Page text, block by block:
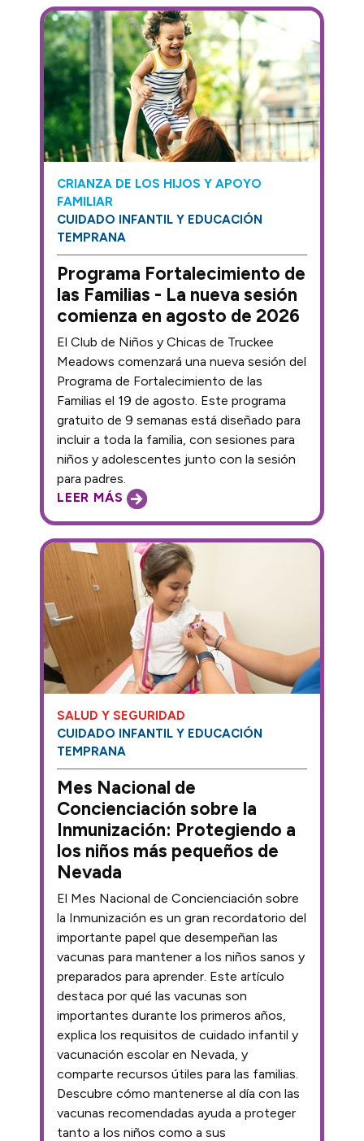
CRIANZA DE LOS HIJOS Y APOYO
FAMILIAR
CUIDADO INFANTIL Y EDUCACIÓN
TEMPRANA
Programa Fortalecimiento de
las Familias - La nueva sesión
comienza en agosto de 2026
LEER MÁS
El Club de Niños y Chicas de Truckee
Meadows comenzará una nueva sesión del
Programa de Fortalecimiento de las
Familias el 19 de agosto. Este programa
gratuito de 9 semanas está diseñado para
incluir a toda la familia, con sesiones para
niños y adolescentes junto con la sesión
para padres.
SALUD Y SEGURIDAD
CUIDADO INFANTIL Y EDUCACIÓN
TEMPRANA
Mes Nacional de
Concienciación sobre la
Inmunización: Protegiendo a
los niños más pequeños de
Nevada
El Mes Nacional de Concienciación sobre
la Inmunización es un gran recordatorio del
importante papel que desempeñan las
vacunas para mantener a los niños sanos y
preparados para aprender. Este artículo
destaca por qué las vacunas son
importantes durante los primeros años,
explica los requisitos de cuidado infantil y
vacunación escolar en Nevada, y
comparte recursos útiles para las familias.
Descubre cómo mantenerse al día con las
vacunas recomendadas ayuda a proteger
tanto a los niños como a sus